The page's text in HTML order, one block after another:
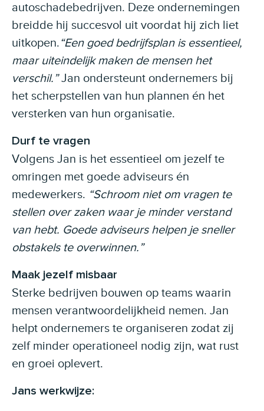
autoschadebedrijven. Deze ondernemingen
breidde hij succesvol uit voordat hij zich liet
uitkopen.“Een goed bedrijfsplan is essentieel,
maar uiteindelijk maken de mensen het
verschil.”Jan ondersteunt ondernemers bij
het scherpstellen van hun plannen én het
versterken van hun organisatie.
Durf te vragen
Volgens Jan is het essentieel om jezelf te
omringen met goede adviseurs én
medewerkers. “Schroom niet om vragen te
stellen over zaken waar je minder verstand
van hebt. Goede adviseurs helpen je sneller
obstakels te overwinnen.”
Maak jezelf misbaar
Sterke bedrijven bouwen op teams waarin
mensen verantwoordelijkheid nemen. Jan
helpt ondernemers te organiseren zodat zij
zelf minder operationeel nodig zijn, wat rust
en groei oplevert.
Jans werkwijze: